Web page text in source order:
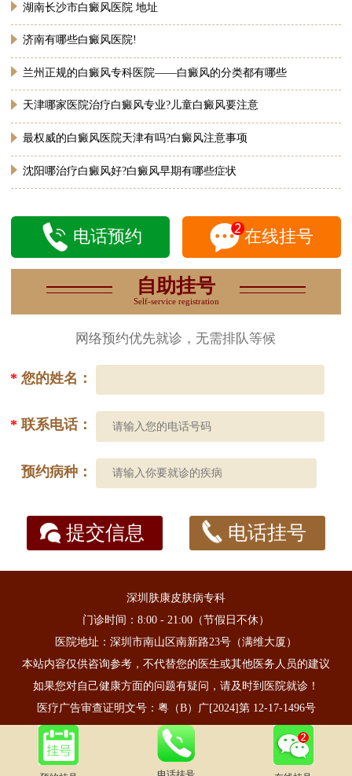
湖南长沙市白癜风医院 地址
济南有哪些白癜风医院!
兰州正规的白癜风专科医院――白癜风的分类都有哪些
天津哪家医院治疗白癜风专业?儿童白癜风要注意
最权威的白癜风医院天津有吗?白癜风注意事项
沈阳哪治疗白癜风好?白癜风早期有哪些症状
电话预约 在线挂号
自助挂号
Self-service registration
网络预约优先就诊，无需排队等候
*您的姓名：
*联系电话：
预约病种：
提交信息 电话挂号
深圳肤康皮肤病专科
门诊时间：8:00 - 21:00（节假日不休）
医院地址：深圳市南山区南新路23号（满维大厦）
本站内容仅供咨询参考，不代替您的医生或其他医务人员的建议
如果您对自己健康方面的问题有疑问，请及时到医院就诊！
医疗广告审查证明文号：粤（B）广[2024]第 12-17-1496号